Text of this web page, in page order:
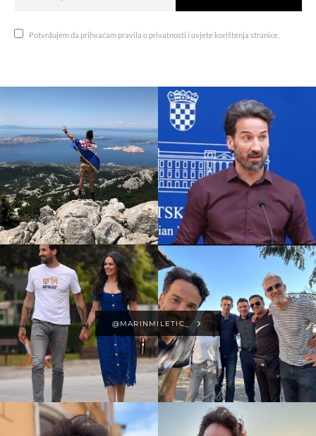
Potvrđujem da prihvaćam pravila o privatnosti i uvjete korištenja stranice.
@MARINMILETIC_